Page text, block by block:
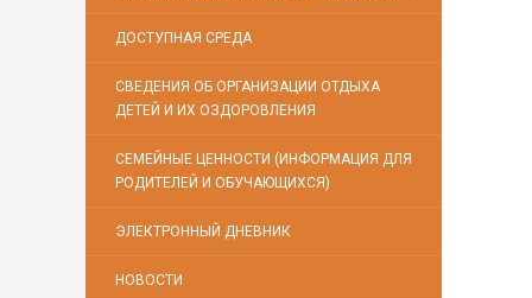
ДОСТУПНАЯ СРЕДА
СВЕДЕНИЯ ОБ ОРГАНИЗАЦИИ ОТДЫХА
ДЕТЕЙ И ИХ ОЗДОРОВЛЕНИЯ
СЕМЕЙНЫЕ ЦЕННОСТИ (ИНФОРМАЦИЯ ДЛЯ
РОДИТЕЛЕЙ И ОБУЧАЮЩИХСЯ)
ЭЛЕКТРОННЫЙ ДНЕВНИК
НОВОСТИ